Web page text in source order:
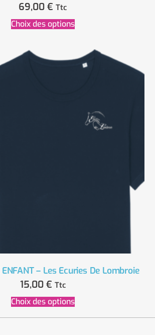
69,00 € Ttc
Choix des options
– Les Ecuries De Lombroie
15,00 € Ttc
Choix des options